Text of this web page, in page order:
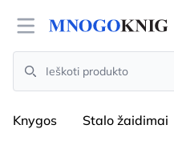
Open menu
Search
Knygos Stalo žaidimai